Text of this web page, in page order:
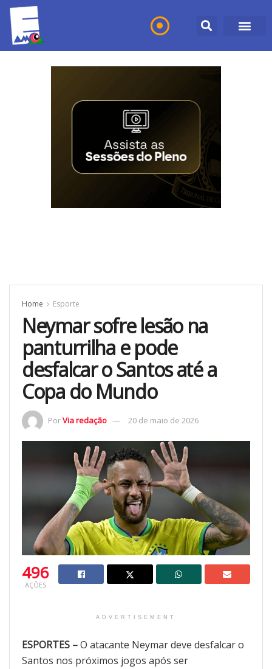
Home Esporte
Neymar sofre lesão na
panturrilha e pode
desfalcar o Santos até a
Copa do Mundo
PorVia redação 20 de maio de 2026
496
AÇÕES
ADVERTISEMENT
ESPORTES –O atacante Neymardeve desfalcar o
Santos nos próximos jogos após ser